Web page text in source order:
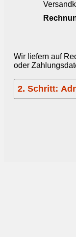
Wir liefern auf
oder